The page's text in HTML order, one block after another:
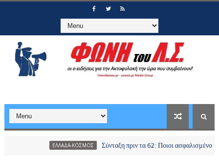
ΕΛΛΑΔΑ-ΚΟΣΜΟΣ Σύνταξη πριν τα 62: Ποιοι ασφαλισμένοι μπορούν